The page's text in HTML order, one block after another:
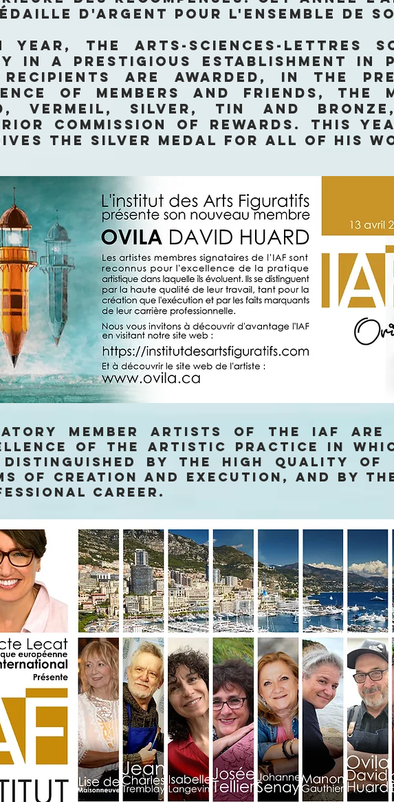
d'argent pour l'ensemble de
year, the ARTS-SCIENCES-
in a prestigious establishment in
are awarded, in the
of members and friends, the
Vermeil, Silver, Tin and
Commission of Rewards. This
the silver medal for all of his
member artists of the IAF
of the artistic practice in
distinguished by the high quality
of creation and execution, and by
career.